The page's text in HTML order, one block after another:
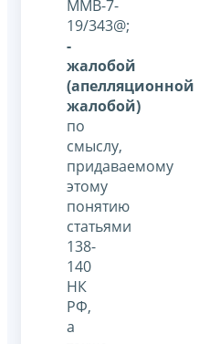
ММВ-7-
19/343@;
-
жалобой
(апелляционной
жалобой)
по
смыслу,
придаваемому
этому
понятию
статьями
138-
140
НК
РФ,
а